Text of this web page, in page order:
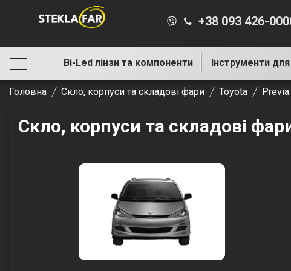
+38 093 426-
Bi-Led лінзи та компоненти Інструменти
Головна Скло, корпуси та складові фари Toyota Previa
Скло, корпуси та складові